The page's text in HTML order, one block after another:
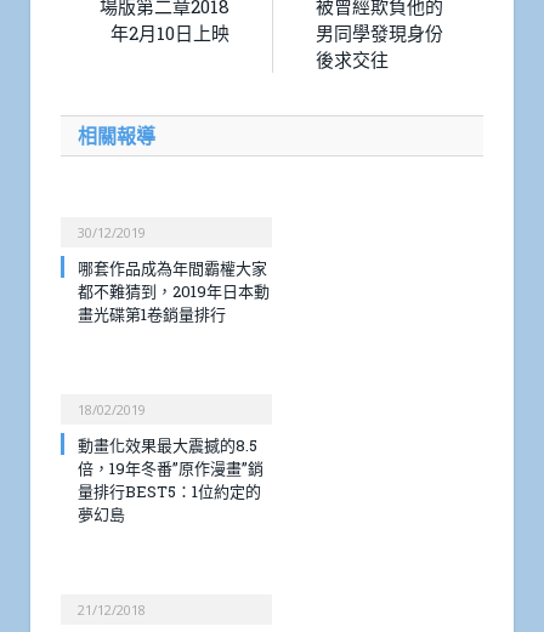
場版第二章2018
年2月10日上映
被曾經欺負他的
男同學發現身份
後求交往
相關報導
30/12/2019
哪套作品成為年間霸權大家
都不難猜到，2019年日本動
畫光碟第1卷銷量排行
18/02/2019
動畫化效果最大震撼的8.5
倍，19年冬番”原作漫畫”銷
量排行BEST5：1位約定的
夢幻島
21/12/2018